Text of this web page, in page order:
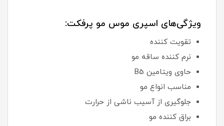
ویژگی‌های اسپری موس مو پرفکت:
تقویت کننده
نرم کننده ساقه مو
حاوی ویتامین B5
مناسب انواع مو
جلوگیری از آسیب ناشی از حرارت
براق کننده مو